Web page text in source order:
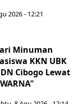
2026 - 12:21
Minuman
KKN UBK
Cibogo Lewat